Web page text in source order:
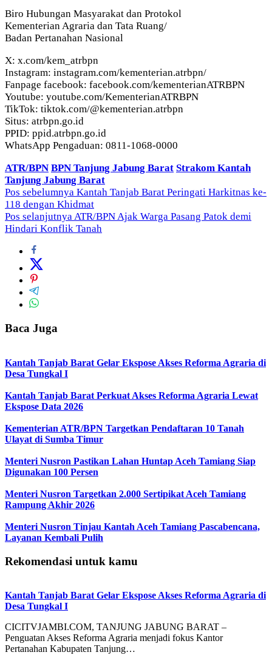
Biro Hubungan Masyarakat dan Protokol
Kementerian Agraria dan Tata Ruang/
Badan Pertanahan Nasional
X: x.com/kem_atrbpn
Instagram: instagram.com/kementerian.atrbpn/
Fanpage facebook: facebook.com/kementerianATRBPN
Youtube: youtube.com/KementerianATRBPN
TikTok: tiktok.com/@kementerian.atrbpn
Situs: atrbpn.go.id
PPID: ppid.atrbpn.go.id
WhatsApp Pengaduan: 0811-1068-0000
ATR/BPN BPN Tanjung Jabung Barat Strakom Kantah
Tanjung Jabung Barat
Navigasi
pos
Pos sebelumnya Kantah Tanjab Barat Peringati Harkitnas ke-
118 dengan Khidmat
Pos selanjutnyaATR/BPN Ajak Warga Pasang Patok demi
Hindari Konflik Tanah
Baca Juga
Kantah Tanjab Barat Gelar Ekspose Akses Reforma Agraria di
Desa Tungkal I
Kantah Tanjab Barat Perkuat Akses Reforma Agraria Lewat
Ekspose Data 2026
Kementerian ATR/BPN Targetkan Pendaftaran 10 Tanah
Ulayat di Sumba Timur
Menteri Nusron Pastikan Lahan Huntap Aceh Tamiang Siap
Digunakan 100 Persen
Menteri Nusron Targetkan 2.000 Sertipikat Aceh Tamiang
Rampung Akhir 2026
Menteri Nusron Tinjau Kantah Aceh Tamiang Pascabencana,
Layanan Kembali Pulih
Rekomendasi untuk kamu
Kantah Tanjab Barat Gelar Ekspose Akses Reforma Agraria di
Desa Tungkal I
CICITVJAMBI.COM, TANJUNG JABUNG BARAT –
Penguatan Akses Reforma Agraria menjadi fokus Kantor
Pertanahan Kabupaten Tanjung…